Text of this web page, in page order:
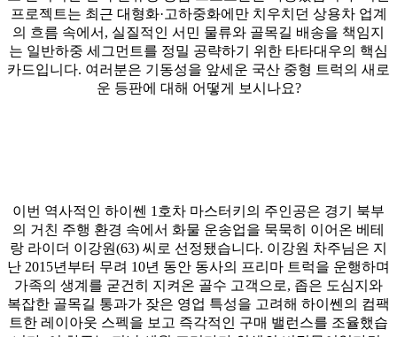
프로젝트는 최근 대형화·고하중화에만 치우치던 상용차 업계
의 흐름 속에서, 실질적인 서민 물류와 골목길 배송을 책임지
는 일반하중 세그먼트를 정밀 공략하기 위한 타타대우의 핵심
카드입니다. 여러분은 기동성을 앞세운 국산 중형 트럭의 새로
운 등판에 대해 어떻게 보시나요?
이번 역사적인 하이쎈 1호차 마스터키의 주인공은 경기 북부
의 거친 주행 환경 속에서 화물 운송업을 묵묵히 이어온 베테
랑 라이더 이강원(63) 씨로 선정됐습니다. 이강원 차주님은 지
난 2015년부터 무려 10년 동안 동사의 프리마 트럭을 운행하며
가족의 생계를 굳건히 지켜온 골수 고객으로, 좁은 도심지와
복잡한 골목길 통과가 잦은 영업 특성을 고려해 하이쎈의 컴팩
트한 레이아웃 스펙을 보고 즉각적인 구매 밸런스를 조율했습